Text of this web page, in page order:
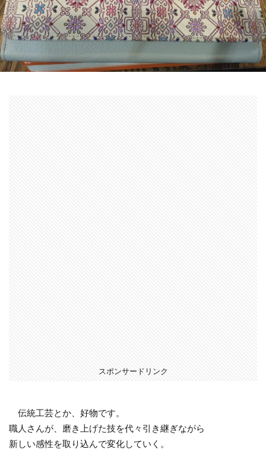
スポンサードリンク
伝統工芸とか、好物です。
職人さんが、磨き上げた技を代々引き継ぎながら
新しい感性を取り込んで変化していく。